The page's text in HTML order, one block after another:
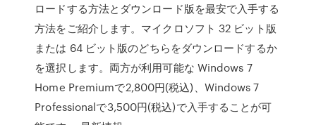
ロードする方法とダウンロード版を最安で入手する
方法をご紹介します。マイクロソフト 32 ビット版
または 64 ビット版のどちらをダウンロードするか
を選択します。両方が利用可能な Windows 7
Home Premiumで2,800円(税込)、Windows 7
Professionalで3,500円(税込)で入手することが可